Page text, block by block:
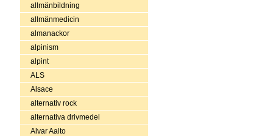
allmänbildning
allmänmedicin
almanackor
alpinism
alpint
ALS
Alsace
alternativ rock
alternativa drivmedel
Alvar Aalto